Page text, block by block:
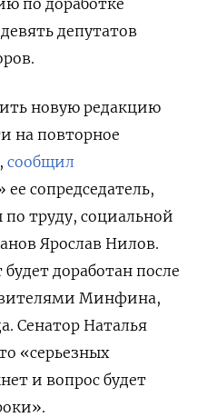
по доработке
депутатов
новую редакцию
на повторное
сообщил
сопредседатель,
труду, социальной
Ярослав Нилов.
доработан после
Минфина,
Сенатор Наталья
«серьезных
и вопрос будет